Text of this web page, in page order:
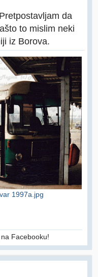
da
to mislim neki
iz Borova.
1997a.jpg
na Facebooku!